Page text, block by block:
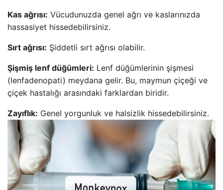
Kas ağrısı: Vücudunuzda genel ağrı ve kaslarınızda
hassasiyet hissedebilirsiniz.
Sırt ağrısı: Şiddetli sırt ağrısı olabilir.
Şişmiş lenf düğümleri: Lenf düğümlerinin şişmesi
(lenfadenopati) meydana gelir. Bu, maymun çiçeği ve
çiçek hastalığı arasındaki farklardan biridir.
Zayıflık: Genel yorgunluk ve halsizlik hissedebilirsiniz.